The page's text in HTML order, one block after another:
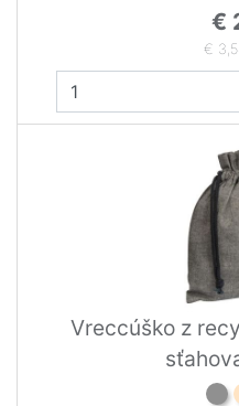
€
€
Vreccúško z